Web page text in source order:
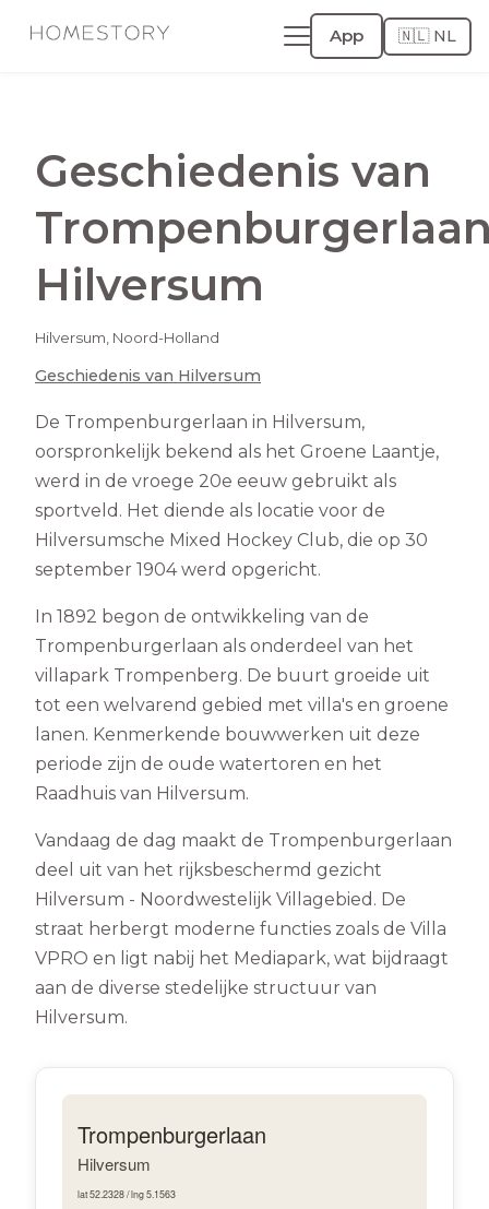
App 🇳🇱 NL
Geschiedenis van
Hilversum
Hilversum, Noord-Holland
Geschiedenis van Hilversum
De Trompenburgerlaan in Hilversum,
oorspronkelijk bekend als het Groene Laantje,
werd in de vroege 20e eeuw gebruikt als
sportveld. Het diende als locatie voor de
Hilversumsche Mixed Hockey Club, die op 30
september 1904 werd opgericht.
In 1892 begon de ontwikkeling van de
Trompenburgerlaan als onderdeel van het
villapark Trompenberg. De buurt groeide uit
tot een welvarend gebied met villa's en groene
lanen. Kenmerkende bouwwerken uit deze
periode zijn de oude watertoren en het
Raadhuis van Hilversum.
Vandaag de dag maakt de Trompenburgerlaan
deel uit van het rijksbeschermd gezicht
Hilversum - Noordwestelijk Villagebied. De
straat herbergt moderne functies zoals de Villa
VPRO en ligt nabij het Mediapark, wat bijdraagt
aan de diverse stedelijke structuur van
Hilversum.